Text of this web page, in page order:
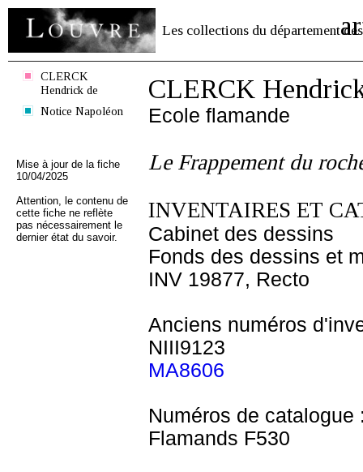
Les collections du département des
CLERCK
Hendrick de
Notice Napoléon
Mise à jour de la fiche
10/04/2025
Attention, le contenu de
cette fiche ne reflète
pas nécessairement le
dernier état du savoir.
CLERCK
Ecole flamande
Le Frappement du
INVENTAIRES ET
Cabinet des dessins
Fonds des dessins et
INV 19877, Recto
Anciens numéros
NIII9123
MA8606
Numéros de catalogue
Flamands F530